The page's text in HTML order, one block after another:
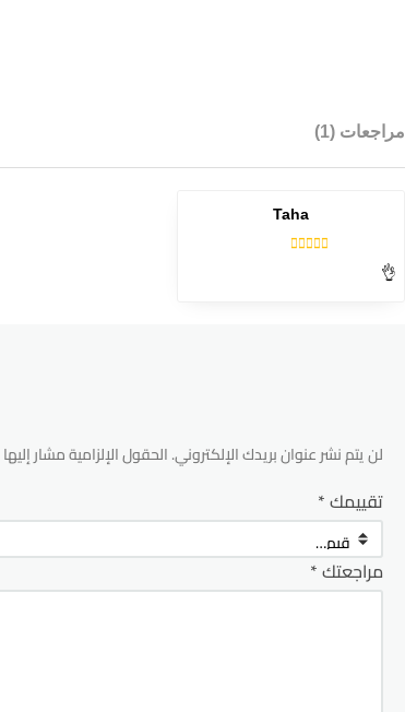
مراجعات (1)
Taha
👌
لن يتم نشر عنوان بريدك الإلكتروني.الحقول الإلزامية مشار إليها
تقييمك*
مراجعتك*